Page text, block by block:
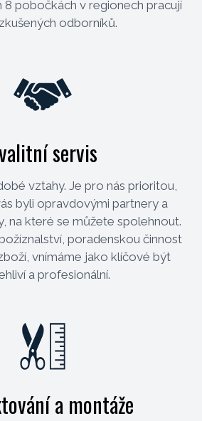
8 pobočkách v regionech pracují
odborníků.
servis
vztahy. Je pro nás prioritou,
byli opravdovými partnery a
na které se můžete spolehnout.
poradenskou činnost
vnímáme jako klíčové být
a profesionální.
a montáže